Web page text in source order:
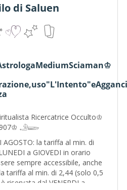
di Saluen
Ricercatrice Occulto♔
𓄂𓆃
la tariffa al min. di
a GIOVEDI in orario
sempre accessibile, anche
tariffa al min. di 2,44 (solo 0,5
riservata dal VENERDI a